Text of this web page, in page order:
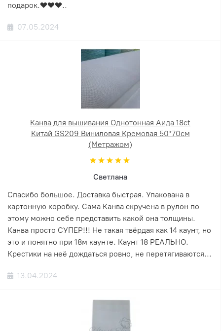
подарок.❤️❤️❤️..
07.05.2024
Канва для вышивания Однотонная Аида 18ct
Китай GS209 Виниловая Кремовая 50*70см
(Метражом)
Светлана
Спасибо большое. Доставка быстрая. Упакована в
картонную коробку. Сама Канва скручена в рулон по
этому можно себе представить какой она толщины.
Канва просто СУПЕР!!! Не такая твёрдая как 14 каунт, но
это и понятно при 18м каунте. Каунт 18 РЕАЛЬНО.
Крестики на неё дождаться ровно, не перетягиваются...
13.04.2024